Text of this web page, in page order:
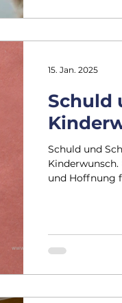
Schuld
Schuld und
Kinderwunsch.
und Hoffnung
15. Jan. 2025